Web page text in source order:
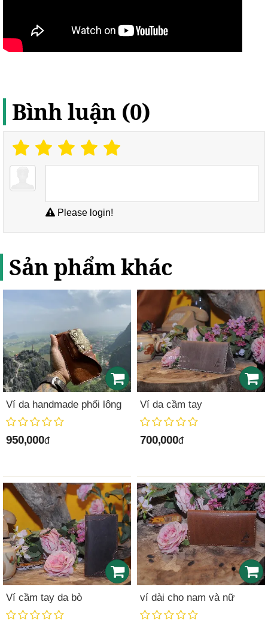
Bình luận (0)
Please login!
Sản phẩm khác
Ví da handmade phối lông
950,000đ
Ví da cầm tay
700,000đ
Ví cầm tay da bò ví dài cho nam và nữ